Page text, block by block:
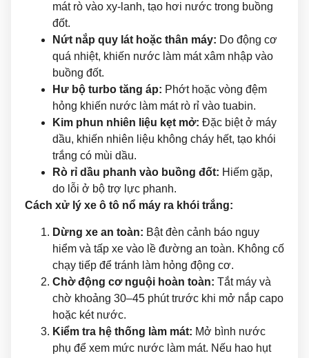
mát rò vào xy-lanh, tạo hơi nước trong buồng
đốt.
Nứt nắp quy lát hoặc thân máy: Do động cơ
quá nhiệt, khiến nước làm mát xâm nhập vào
buồng đốt.
Hư bộ turbo tăng áp: Phớt hoặc vòng đệm
hỏng khiến nước làm mát rò rỉ vào tuabin.
Kim phun nhiên liệu kẹt mở: Đặc biệt ở máy
dầu, khiến nhiên liệu không cháy hết, tạo khói
trắng có mùi dầu.
Rò rỉ dầu phanh vào buồng đốt: Hiếm gặp,
do lỗi ở bộ trợ lực phanh.
Cách xử lý xe ô tô nổ máy ra khói trắng:
Dừng xe an toàn: Bật đèn cảnh báo nguy
hiểm và tấp xe vào lề đường an toàn. Không cố
chạy tiếp để tránh làm hỏng động cơ.
Chờ động cơ nguội hoàn toàn: Tắt máy và
chờ khoảng 30–45 phút trước khi mở nắp capo
hoặc két nước.
Kiểm tra hệ thống làm mát: Mở bình nước
phụ để xem mức nước làm mát. Nếu hao hụt